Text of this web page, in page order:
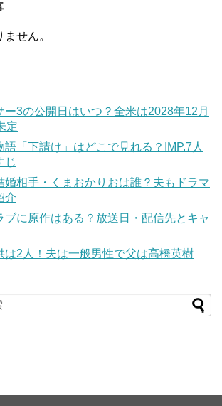
せん。
ー3の公開日はいつ？全米は2028年12月
定
「下請け」はどこで見れる？IMP.7人
じ
婚相手・くまおかりおは誰？夫もドラマ
介
ブに原作はある？放送日・配信先とキャ
は2人！夫は一般男性で父は高橋英樹